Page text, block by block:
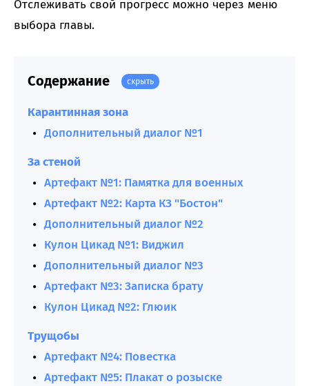
Отслеживать свой прогресс можно через меню
выбора главы.
Содержание скрыть
Карантинная зона
Дополнительный диалог №1
За стеной
Артефакт №1: Памятка для военных
Артефакт №2: Карта КЗ "Бостон"
Дополнительный диалог №2
Кулон Цикад №1: Виджил
Дополнительный диалог №3
Артефакт №3: Записка брату
Кулон Цикад №2: Глюик
Трущобы
Артефакт №4: Повестка
Артефакт №5: Плакат о розыске